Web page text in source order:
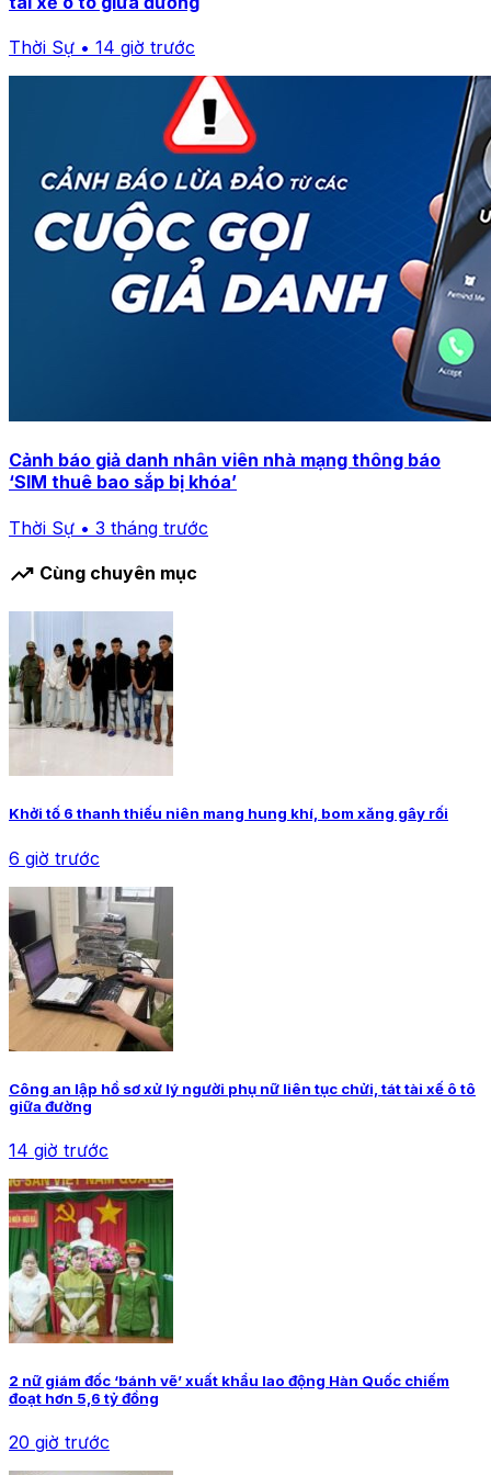
Thời Sự • 14 giờ trước
Cảnh báo giả danh nhân viên nhà mạng thông báo
‘SIM thuê bao sắp bị khóa’
Thời Sự • 3 tháng trước
trending_up Cùng chuyên mục
Khởi tố 6 thanh thiếu niên mang hung khí, bom xăng gây rối
6 giờ trước
Công an lập hồ sơ xử lý người phụ nữ liên tục chửi, tát tài xế ô tô
giữa đường
14 giờ trước
2 nữ giám đốc ‘bánh vẽ’ xuất khẩu lao động Hàn Quốc chiếm
đoạt hơn 5,6 tỷ đồng
20 giờ trước